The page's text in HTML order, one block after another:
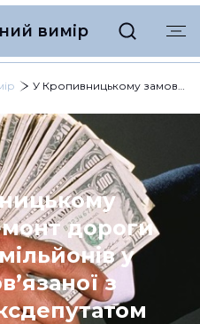
вимір
У Кропивницькому замовили ремонт дороги за понад 6 мільйонів у фірми, пов’язаної з одеським ексдепутатом
дороги
у
з